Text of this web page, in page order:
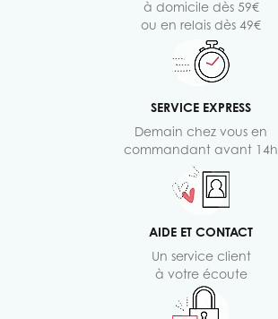
à domicile dès 59€
ou en relais dès 49€
SERVICE EXPRESS
Demain chez vous en
commandant avant 14h
AIDE ET CONTACT
Un service client
à votre écoute